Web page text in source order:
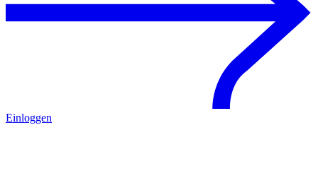
Einloggen